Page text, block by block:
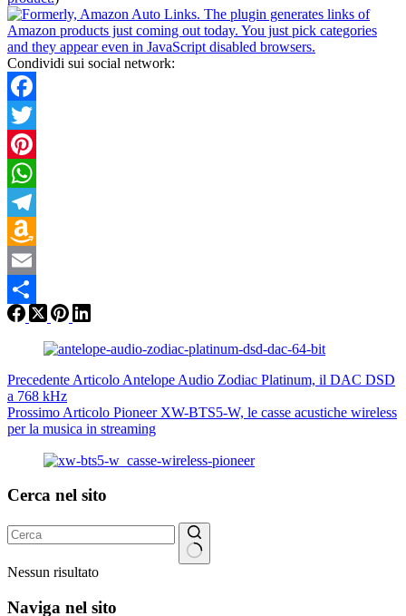
Condividi sui social network:
Facebook
Twitter
Pinterest
WhatsApp
Telegram
Amazon
Wish
List
Email
Condividi
Precedente Articolo Antelope Audio Zodiac Platinum, il DAC DSD
a 768 kHz
Prossimo Articolo Pioneer XW-BTS5-W, le casse acustiche wireless
per la musica in streaming
Cerca nel sito
Nessun risultato
Naviga nel sito